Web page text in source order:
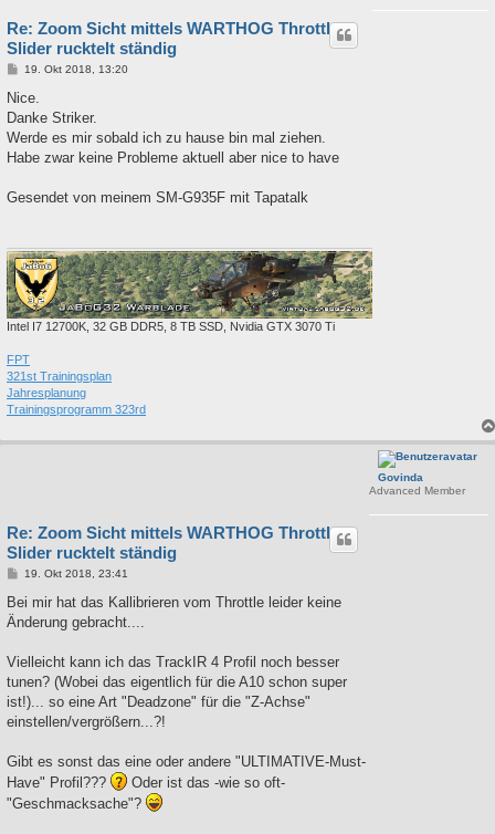
Re: Zoom Sicht mittels WARTHOG Throttle
Slider rucktelt ständig
B
i
r
a
19. Okt 2018, 13:20
Nice.
Danke Striker.
Werde es mir sobald ich zu hause bin mal ziehen.
Habe zwar keine Probleme aktuell aber nice to have
Gesendet von meinem SM-G935F mit Tapatalk
Intel I7 12700K, 32 GB DDR5, 8 TB SSD, Nvidia GTX 3070 Ti
FPT
321st Trainingsplan
Jahresplanung
Trainingsprogramm 323rd
Govinda
Advanced Member
Re: Zoom Sicht mittels WARTHOG Throttle
Slider rucktelt ständig
B
i
r
19. Okt 2018, 23:41
Bei mir hat das Kallibrieren vom Throttle leider keine
Änderung gebracht....
Vielleicht kann ich das TrackIR 4 Profil noch besser
tunen? (Wobei das eigentlich für die A10 schon super
ist!)... so eine Art "Deadzone" für die "Z-Achse"
einstellen/vergrößern...?!
Gibt es sonst das eine oder andere "ULTIMATIVE-Must-
Have" Profil???
Oder ist das -wie so oft-
"Geschmacksache"?